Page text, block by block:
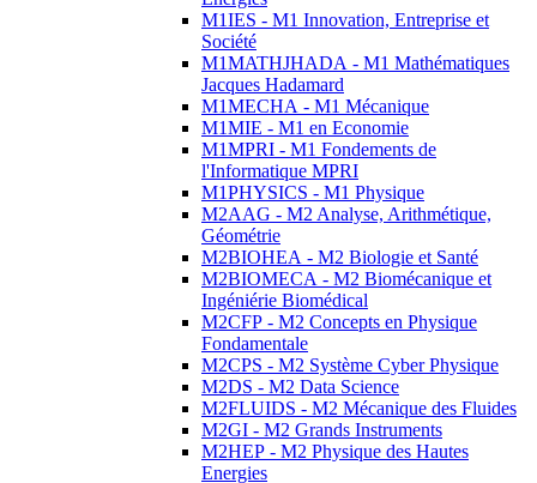
M1IES - M1 Innovation, Entreprise et
Société
M1MATHJHADA - M1 Mathématiques
Jacques Hadamard
M1MECHA - M1 Mécanique
M1MIE - M1 en Economie
M1MPRI - M1 Fondements de
l'Informatique MPRI
M1PHYSICS - M1 Physique
M2AAG - M2 Analyse, Arithmétique,
Géométrie
M2BIOHEA - M2 Biologie et Santé
M2BIOMECA - M2 Biomécanique et
Ingéniérie Biomédical
M2CFP - M2 Concepts en Physique
Fondamentale
M2CPS - M2 Système Cyber Physique
M2DS - M2 Data Science
M2FLUIDS - M2 Mécanique des Fluides
M2GI - M2 Grands Instruments
M2HEP - M2 Physique des Hautes
Energies